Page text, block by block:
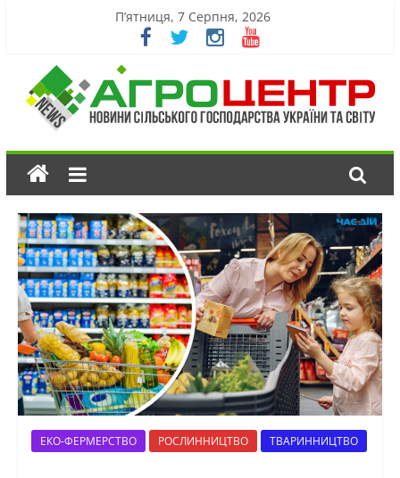
П’ятниця, 7 Серпня, 2026
ЕКО-ФЕРМЕРСТВО РОСЛИННИЦТВО ТВАРИННИЦТВО